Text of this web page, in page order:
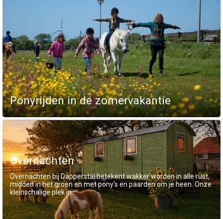
Ponyrijden in de zomervakantie
Overnachten
Overnachten bij Dapperstal betekent wakker worden in alle rust,
midden in het groen en met pony’s en paarden om je heen. Onze
kleinschalige plek in...